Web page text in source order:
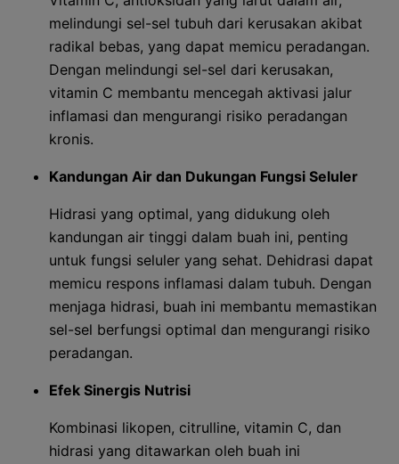
melindungi sel-sel tubuh dari kerusakan akibat
radikal bebas, yang dapat memicu peradangan.
Dengan melindungi sel-sel dari kerusakan,
vitamin C membantu mencegah aktivasi jalur
inflamasi dan mengurangi risiko peradangan
kronis.
Kandungan Air dan Dukungan Fungsi Seluler
Hidrasi yang optimal, yang didukung oleh
kandungan air tinggi dalam buah ini, penting
untuk fungsi seluler yang sehat. Dehidrasi dapat
memicu respons inflamasi dalam tubuh. Dengan
menjaga hidrasi, buah ini membantu memastikan
sel-sel berfungsi optimal dan mengurangi risiko
peradangan.
Efek Sinergis Nutrisi
Kombinasi likopen, citrulline, vitamin C, dan
hidrasi yang ditawarkan oleh buah ini